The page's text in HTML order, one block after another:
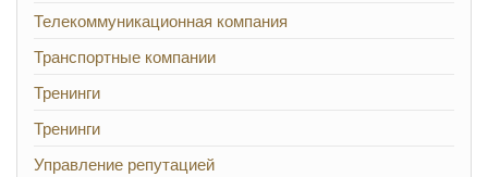
Телекоммуникационная компания
Транспортные компании
Тренинги
Тренинги
Управление репутацией